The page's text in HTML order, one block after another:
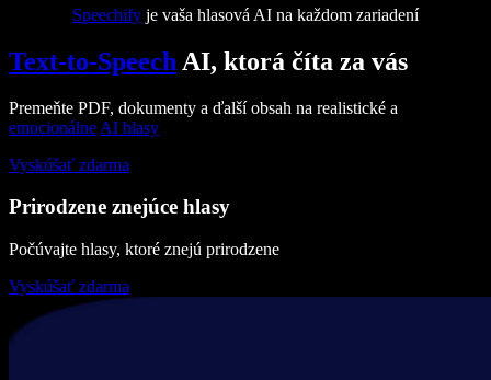
Speechify je vaša hlasová AI na každom zariadení
Text-to-Speech AI, ktorá číta za vás
Premeňte PDF, dokumenty a ďalší obsah na realistické a
emocionálne AI hlasy
Vyskúšať zdarma
Prirodzene znejúce hlasy
Počúvajte hlasy, ktoré znejú prirodzene
Vyskúšať zdarma